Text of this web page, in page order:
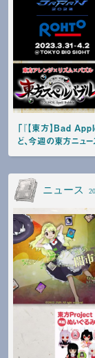
「『【東方】Bad
ど、今週の東方ニュ
ニュース